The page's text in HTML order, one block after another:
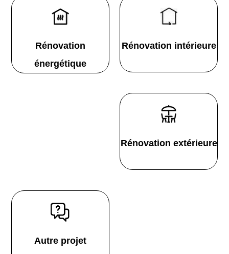
Rénovation
énergétique
Rénovation intérieure
Rénovation extérieure
Autre projet